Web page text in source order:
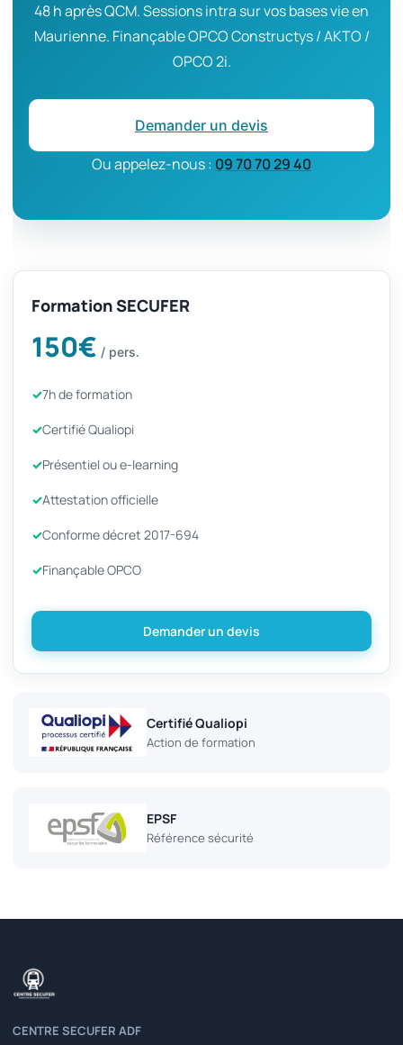
48 h après QCM. Sessions intra sur vos bases vie en
Maurienne. Finançable OPCO Constructys / AKTO /
OPCO 2i.
Demander un devis
Ou appelez-nous : 09 70 70 29 40
Formation SECUFER
150€ / pers.
7h de formation
Certifié Qualiopi
Présentiel ou e-learning
Attestation officielle
Conforme décret 2017-694
Finançable OPCO
Demander un devis
Certifié Qualiopi
Action de formation
EPSF
Référence sécurité
CENTRE SECUFER ADF